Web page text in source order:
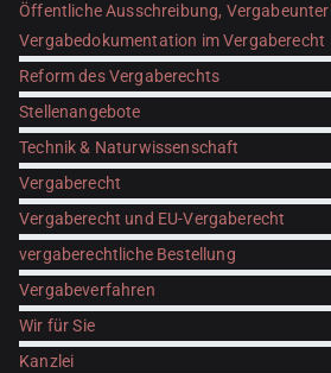
Öffentliche Ausschreibung,
Vergabedokumentation im Vergaberecht
Reform des Vergaberechts
Stellenangebote
Technik & Naturwissenschaft
Vergaberecht
Vergaberecht und EU-Vergaberecht
vergaberechtliche Bestellung
Vergabeverfahren
Wir für Sie
Kanzlei